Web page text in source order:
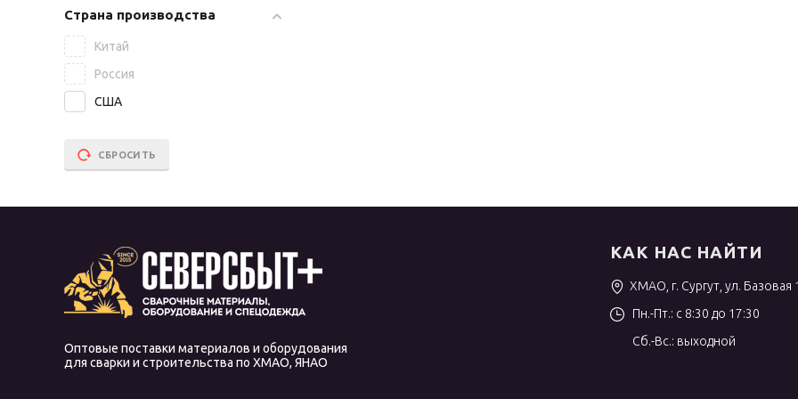
Страна производства
Китай
Россия
США
СБРОСИТЬ
Оптовые поставки материалов и оборудования
для сварки и строительства по ХМАО, ЯНАО
КАК НАС НАЙТИ
ХМАО, г. Сургут, ул. Базовая
Пн.-Пт.: с 8:30 до 17:30
Сб.-Вс.: выходной